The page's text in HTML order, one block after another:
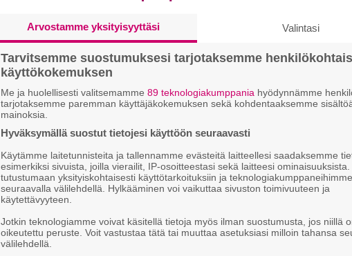
Arvostamme yksityisyyttäsi Valintasi
Tarvitsemme suostumuksesi tarjotaksemme
käyttökokemuksen
Me ja huolellisesti valitsemamme 89 teknologiakumppania hyödynnämme
tarjotaksemme paremman käyttäjäkokemuksen sekä kohdentaaksemme
mainoksia.
Hyväksymällä suostut tietojesi käyttöön seuraavasti
Käytämme laitetunnisteita ja tallennamme evästeitä laitteellesi saadaksemme
esimerkiksi sivuista, joilla vierailit, IP-osoitteestasi sekä laitteesi
tutustumaan yksityiskohtaisesti käyttötarkoituksiin ja teknologiakumppaneihimme
seuraavalla välilehdellä. Hylkääminen voi vaikuttaa sivuston toimivuuteen ja
käytettävyyteen.
Jotkin teknologiamme voivat käsitellä tietoja myös ilman suostumusta, jos niillä
oikeutettu peruste. Voit vastustaa tätä tai muuttaa asetuksiasi milloin tahansa
välilehdellä.